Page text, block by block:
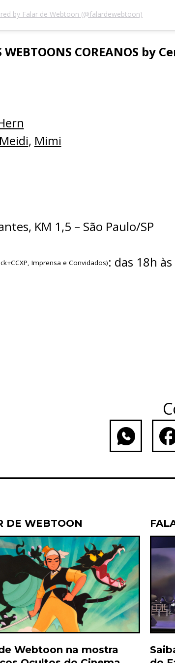
by Falar de Webtoon (@falardewebtoon)
WEBTOONS COREANOS
Meidi, Mimi
KM 1,5 – São Paulo/SP
Imprensa e Convidados): das 18h
DE WEBTOON
Webtoon na mostra